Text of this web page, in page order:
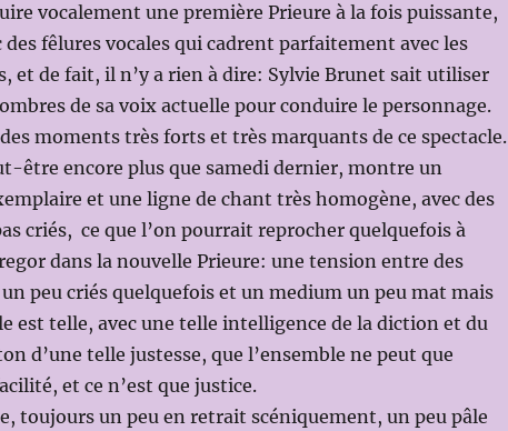
vocalement une première Prieure à la fois puissante,
fêlures vocales qui cadrent parfaitement avec les
et de fait, il n’y a rien à dire: Sylvie Brunet sait utiliser
de sa voix actuelle pour conduire le personnage.
moments très forts et très marquants de ce spectacle.
être encore plus que samedi dernier, montre un
et une ligne de chant très homogène, avec des
criés, ce que l’on pourrait reprocher quelquefois à
dans la nouvelle Prieure: une tension entre des
peu criés quelquefois et un medium un peu mat mais
est telle, avec une telle intelligence de la diction et du
d’une telle justesse, que l’ensemble ne peut que
et ce n’est que justice.
toujours un peu en retrait scéniquement, un peu pâle